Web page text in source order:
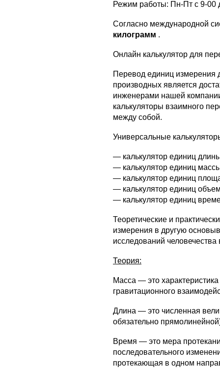
Режим работы: Пн-Пт с 9-00
Согласно международной
килограмм .
Онлайн калькулятор для
Перевод единиц
производных является
инженерами нашей
калькуляторы взаимного
между собой.
Универсальные
— калькулятор единиц
— калькулятор единиц
— калькулятор единиц
— калькулятор единиц
— калькулятор единиц
Теоретические и
измерения в другую
исследований
Теория:
Масса — это
гравитационного
Длина — это численная
обязательно
Время — это мера
последовательного
протекающая в одном